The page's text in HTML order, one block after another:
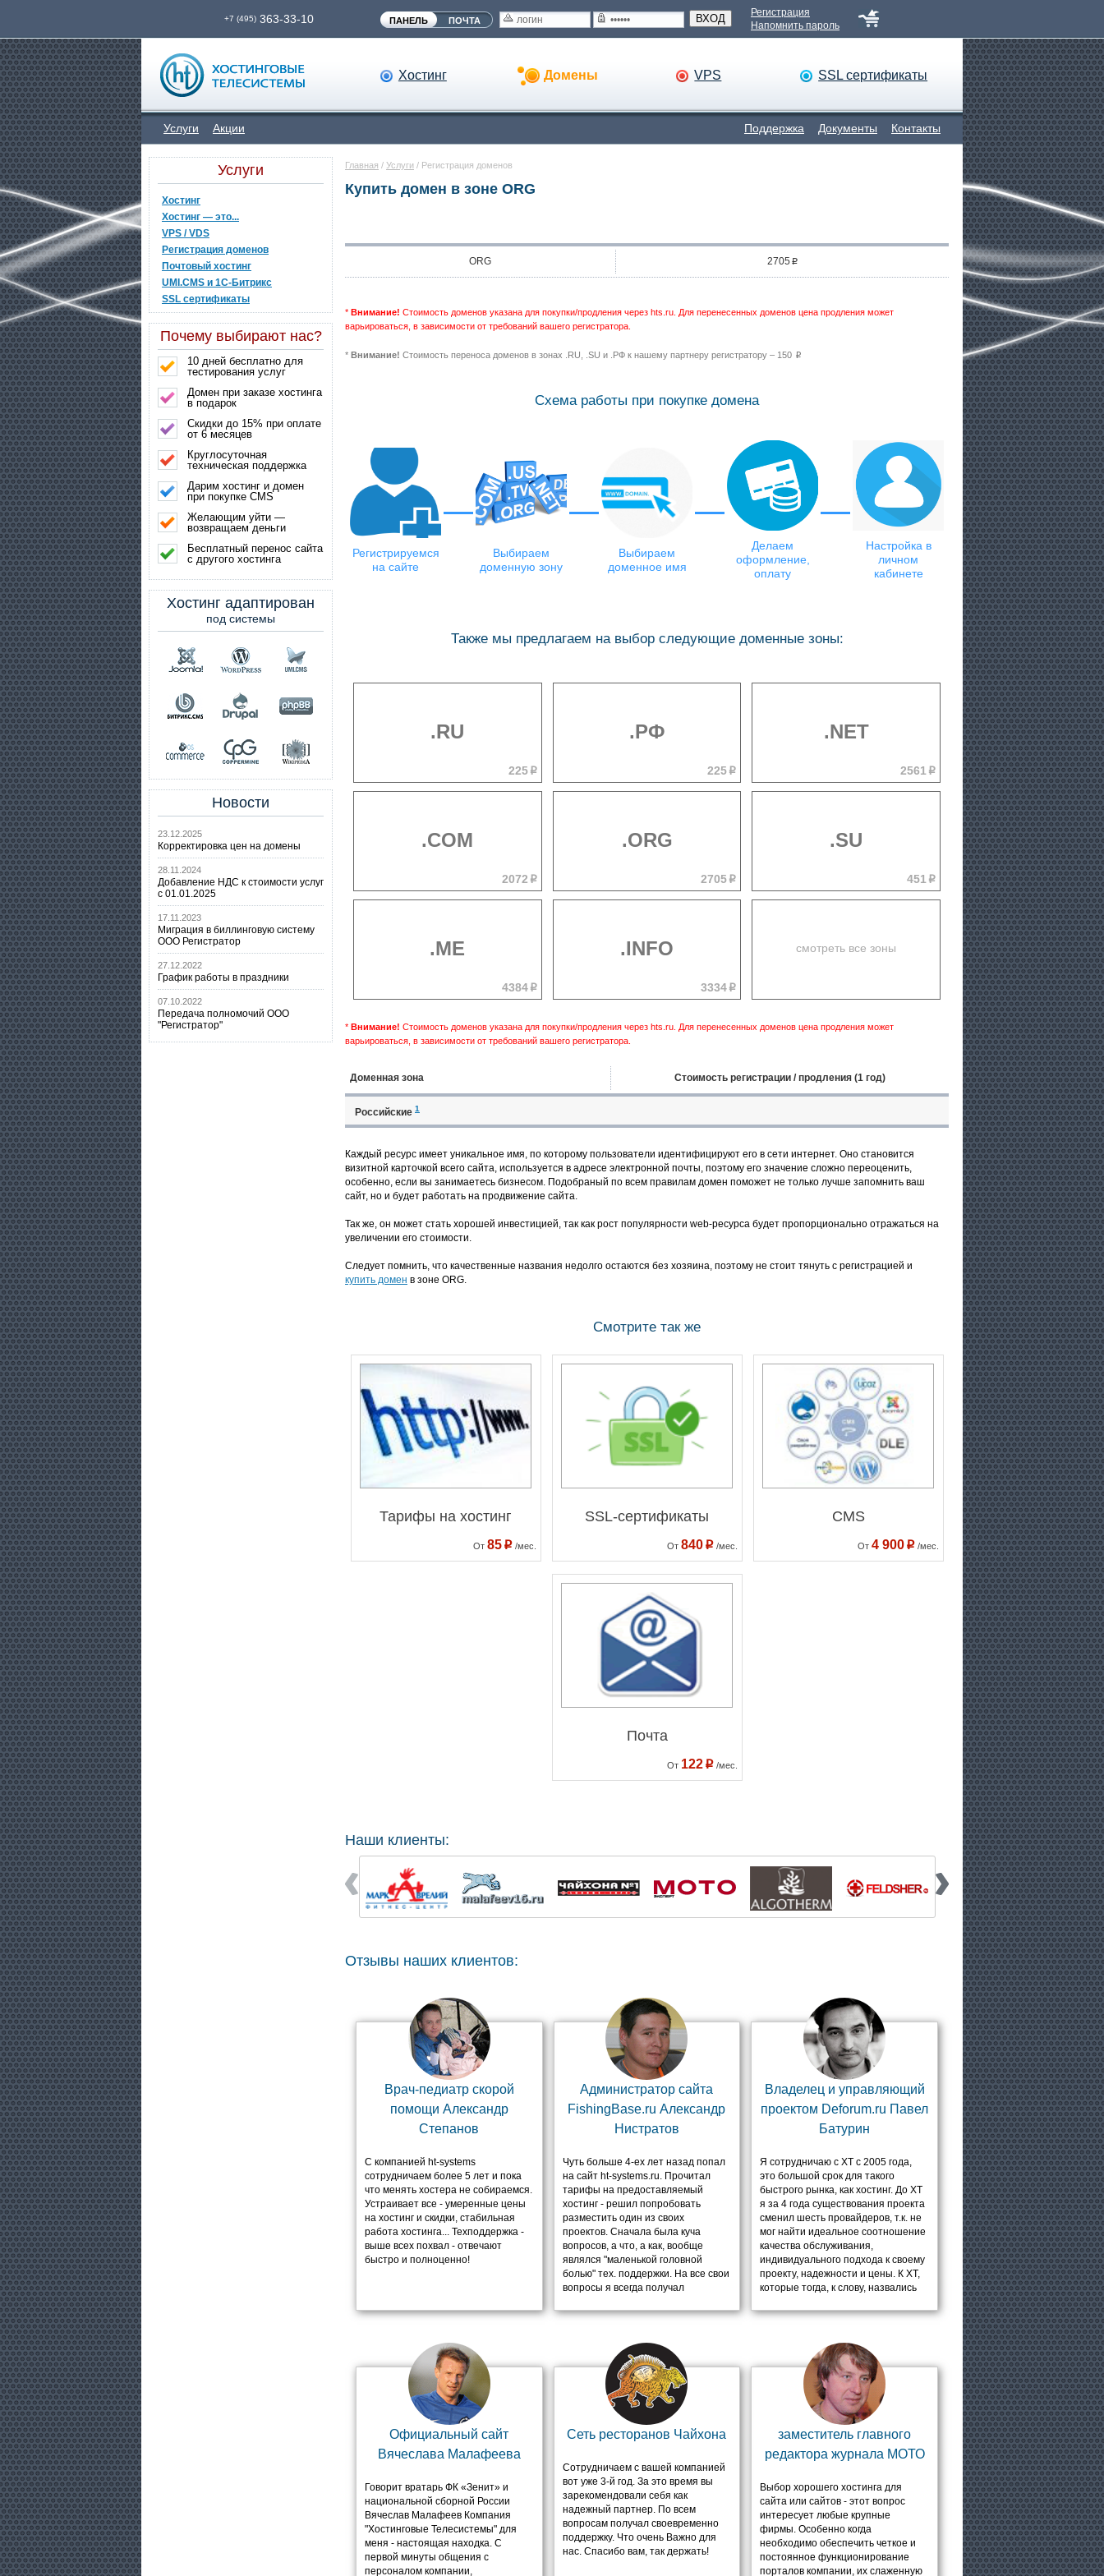
+7 (495) 363-33-10 ПАНЕЛЬ ПОЧТА ВХОД
Регистрация
Напомнить пароль
Хостинг Домены VPS SSL сертификаты
Услуги Акции Поддержка Документы Контакты
Услуги
Хостинг
Хостинг — это...
VPS / VDS
Регистрация доменов
Почтовый хостинг
UMI.CMS и 1C-Битрикс
SSL сертификаты
Почему выбирают нас?
10 дней бесплатно для
тестирования услуг
Домен при заказе хостинга
в подарок
Скидки до 15% при оплате
от 6 месяцев
Круглосуточная
техническая поддержка
Дарим хостинг и домен
при покупке CMS
Желающим уйти —
возвращаем деньги
Бесплатный перенос сайта
с другого хостинга
Хостинг адаптирован
под системы
Новости
23.12.2025
Корректировка цен на домены
28.11.2024
Добавление НДС к стоимости услуг
с 01.01.2025
17.11.2023
Миграция в биллинговую систему
ООО Регистратор
27.12.2022
График работы в праздники
07.10.2022
Передача полномочий ООО
"Регистратор"
Главная / Услуги / Регистрация доменов
Купить домен в зоне ORG
ORG 2705 p
* Внимание! Стоимость доменов указана для покупки/продления через hts.ru. Для перенесенных доменов цена продления может
варьироваться, в зависимости от требований вашего регистратора.
* Внимание! Стоимость переноса доменов в зонах .RU, .SU и .РФ к нашему партнеру регистратору – 150 p
Схема работы при покупке домена
Регистрируемся
на сайте
Выбираем
доменную зону
Выбираем
доменное имя
Делаем
оформление,
оплату
Настройка в
личном
кабинете
Также мы предлагаем на выбор следующие доменные зоны:
.RU
225p
.РФ
225 p
.NET
2561 p
.COM
2072 p
.ORG
2705 p
.SU
451 p
.ME
4384p
.INFO
3334 p
смотреть все зоны
* Внимание! Стоимость доменов указана для покупки/продления через hts.ru. Для перенесенных доменов цена продления может
варьироваться, в зависимости от требований вашего регистратора.
Доменная зона Стоимость регистрации / продления (1 год)
Российские 1
Каждый ресурс имеет уникальное имя, по которому пользователи идентифицируют его в сети интернет. Оно становится
визитной карточкой всего сайта, используется в адресе электронной почты, поэтому его значение сложно переоценить,
особенно, если вы занимаетесь бизнесом. Подобраный по всем правилам домен поможет не только лучше запомнить ваш
сайт, но и будет работать на продвижение сайта.
Так же, он может стать хорошей инвестицией, так как рост популярности web-ресурса будет пропорционально отражаться на
увеличении его стоимости.
Следует помнить, что качественные названия недолго остаются без хозяина, поэтому не стоит тянуть с регистрацией и
купить домен в зоне ORG.
Смотрите так же
Тарифы на хостинг
От 85p/мес.
SSL-сертификаты
От 840p/мес.
CMS
От 4 900p/мес.
Почта
От 122 p/мес.
Наши клиенты:
Отзывы наших клиентов:
Врач-педиатр скорой
помощи Александр
Степанов
С компанией ht-systems
сотрудничаем более 5 лет и пока
что менять хостера не собираемся.
Устраивает все - умеренные цены
на хостинг и скидки, стабильная
работа хостинга... Техподдержка -
выше всех похвал - отвечают
быстро и полноценно!
Администратор сайта
FishingBase.ru Александр
Нистратов
Чуть больше 4-ех лет назад попал
на сайт ht-systems.ru. Прочитал
тарифы на предоставляемый
хостинг - решил попробовать
разместить один из своих
проектов. Сначала была куча
вопросов, а что, а как, вообще
являлся "маленькой головной
болью" тех. поддержки. На все свои
вопросы я всегда получал
пояснениями, даже если что-то не
инициативу на себя и многие
операции проделывали за меня,
позже, поясняя подробно. Шли
годы, проекты менялись, от мала
до велика. Были и маленькие
сайты, были и серьезные проекты
с большой посещаемостью и
нагрузкой. Но качественный
все нагрузки. Очень благодарен
вашей фирме за услуги и тех.
поддержку в трудные минуты! P.S.
До сих пор размещаюсь у ht-
systems.ru, сервисом доволен
более чем!
Владелец и управляющий
проектом Deforum.ru Павел
Батурин
Я сотрудничаю с ХТ с 2005 года,
это большой срок для такого
быстрого рынка, как хостинг. До ХТ
я за 4 года существования проекта
сменил шесть провайдеров, т.к. не
мог найти идеальное соотношение
качества обслуживания,
индивидуального подхода к своему
проекту, надежности и цены. К ХТ,
которые тогда, к слову, назвались
в офис - он для хостинг-компании
надежности. Хороший красивый
офис показывает, что компания -
не пара студентов с сервером в
тумбочке, которые завтра могут
исчезнуть. А потом я проверил
службу поддержки - и это решило
все. Я позвонил в 4 часа утра 1
января. И в новогоднее утро
совершенно трезвый и
ответил на мои вопросы и помог
настроить какие-то пустяки.
Вежливо и компетентно. С тех пор
компания менялась, название,
сотрудники, тарифы. Но важное
остается до сих пор - адекватность,
человеческий подход (даже, если
Официальный сайт
Вячеслава Малафеева
Говорит вратарь ФК «Зенит» и
национальной сборной России
Вячеслав Малафеев Компания
"Хостинговые Телесистемы" для
меня - настоящая находка. С
первой минуты общения с
персоналом компании,
Cеть ресторанов Чайхона
Сотрудничаем с вашей компанией
вот уже 3-й год. За это время вы
зарекомендовали себя как
надежный партнер. По всем
вопросам получал своевременно
поддержку. Что очень Важно для
нас. Спасибо вам, так держать!
заместитель главного
редактора журнала МОТО
Выбор хорошего хостинга для
сайта или сайтов - этот вопрос
интересует любые крупные
фирмы. Особенно когда
необходимо обеспечить четкое и
постоянное функционирование
порталов компании, их слаженную